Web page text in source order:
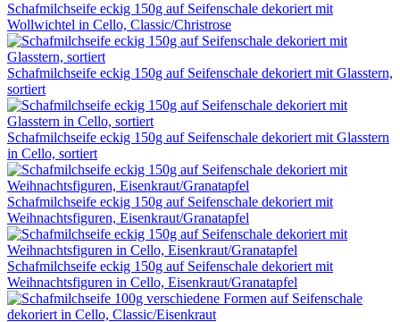
Schafmilchseife eckig 150g auf Seifenschale dekoriert mit
Wollwichtel in Cello, Classic/Christrose
Schafmilchseife eckig 150g auf Seifenschale dekoriert mit Glasstern,
sortiert
Schafmilchseife eckig 150g auf Seifenschale dekoriert mit Glasstern
in Cello, sortiert
Schafmilchseife eckig 150g auf Seifenschale dekoriert mit
Weihnachtsfiguren, Eisenkraut/Granatapfel
Schafmilchseife eckig 150g auf Seifenschale dekoriert mit
Weihnachtsfiguren in Cello, Eisenkraut/Granatapfel